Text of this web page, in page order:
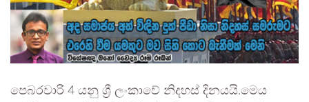
පෙබරවාරි 4 යනු ශ්‍රී ලංකාවේ නිදහස් දිනයයි.මෙය